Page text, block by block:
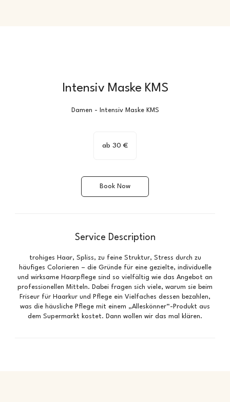
Intensiv Maske KMS
Damen - Intensiv Maske KMS
ab 30 €
Book Now
Service Description
trohiges Haar, Spliss, zu feine Struktur, Stress durch zu
häufiges Colorieren – die Gründe für eine gezielte, individuelle
und wirksame Haarpflege sind so vielfältig wie das Angebot an
professionellen Mitteln. Dabei fragen sich viele, warum sie beim
Friseur für Haarkur und Pflege ein Vielfaches dessen bezahlen,
was die häusliche Pflege mit einem „Alleskönner“-Produkt aus
dem Supermarkt kostet. Dann wollen wir das mal klären.